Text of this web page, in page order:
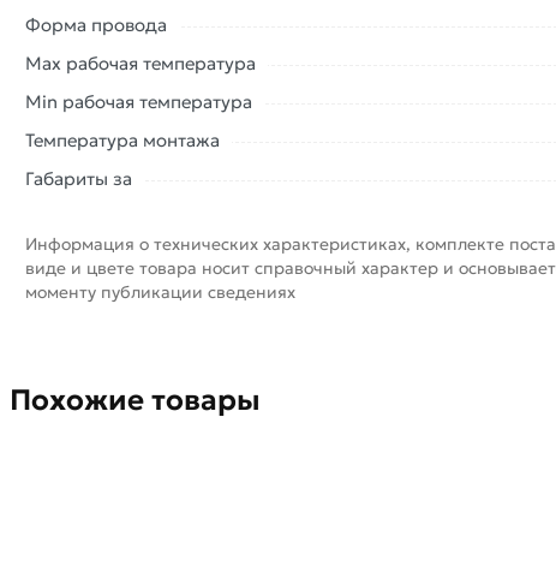
Форма провода
Max рабочая температура
Min рабочая температура
Температура монтажа
Габариты за
Информация о технических характеристиках, комплекте
виде и цвете товара носит справочный характер и
моменту публикации сведениях
Похожие товары